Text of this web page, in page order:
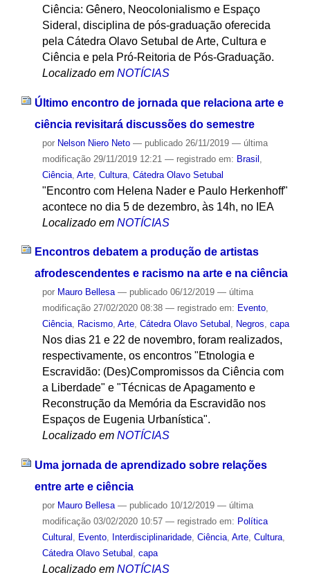
Ciência: Gênero, Neocolonialismo e Espaço
Sideral, disciplina de pós-graduação oferecida
pela Cátedra Olavo Setubal de Arte, Cultura e
Ciência e pela Pró-Reitoria de Pós-Graduação.
Localizado em NOTÍCIAS
Último encontro de jornada que relaciona arte e
ciência revisitará discussões do semestre
por Nelson Niero Neto — publicado26/11/2019 — última
modificação29/11/2019 12:21 — registrado em: Brasil
Ciência, Arte, Cultura, Cátedra Olavo Setubal
"Encontro com Helena Nader e Paulo Herkenhoff"
acontece no dia 5 de dezembro, às 14h, no IEA
Localizado em NOTÍCIAS
Encontros debatem a produção de artistas
afrodescendentes e racismo na arte e na ciência
por Mauro Bellesa — publicado06/12/2019 — última
modificação27/02/2020 08:38 — registrado em: Evento,
Ciência, Racismo, Arte, Cátedra Olavo Setubal , Negros, capa
Nos dias 21 e 22 de novembro, foram realizados,
respectivamente, os encontros "Etnologia e
Escravidão: (Des)Compromissos da Ciência com
a Liberdade" e "Técnicas de Apagamento e
Reconstrução da Memória da Escravidão nos
Espaços de Eugenia Urbanística".
Localizado em NOTÍCIAS
Uma jornada de aprendizado sobre relações
entre arte e ciência
por Mauro Bellesa — publicado10/12/2019 — última
modificação03/02/2020 10:57 — registrado em: Política
Cultural , Evento, Interdisciplinaridade, Ciência, Arte, Cultura,
Cátedra Olavo Setubal , capa
Localizado em NOTÍCIAS